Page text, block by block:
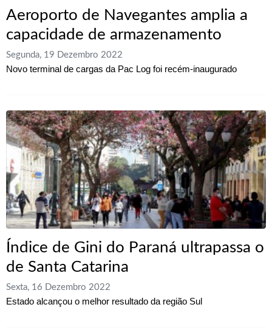
Aeroporto de Navegantes amplia a
capacidade de armazenamento
Segunda, 19 Dezembro 2022
Novo terminal de cargas da Pac Log foi recém-inaugurado
Índice de Gini do Paraná ultrapassa o
de Santa Catarina
Sexta, 16 Dezembro 2022
Estado alcançou o melhor resultado da região Sul